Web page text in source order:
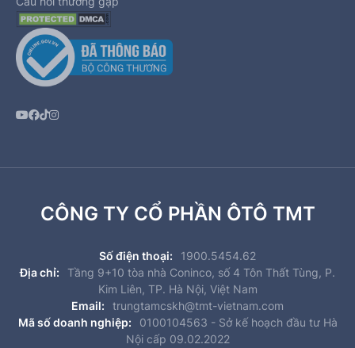
CÔNG TY CỔ PHẦN ÔTÔ TMT
Số điện thoại:
1900.5454.62
Địa chỉ:
Tầng 9+10 tòa nhà Coninco, số 4 Tôn Thất Tùng, P.
Kim Liên, TP. Hà Nội, Việt Nam
Email:
trungtamcskh@tmt-vietnam.com
Mã số doanh nghiệp:
0100104563 - Sở kế hoạch đầu tư Hà
Nội cấp 09.02.2022